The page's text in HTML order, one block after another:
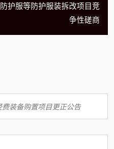
防护服等防护服装拆改项目竞
争性磋商